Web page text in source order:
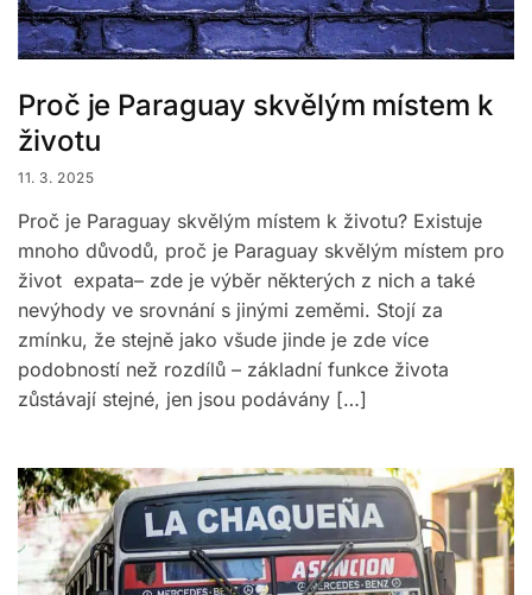
Proč je Paraguay skvělým místem k
životu
11. 3. 2025
Proč je Paraguay skvělým místem k životu? Existuje
mnoho důvodů, proč je Paraguay skvělým místem pro
život expata– zde je výběr některých z nich a také
nevýhody ve srovnání s jinými zeměmi. Stojí za
zmínku, že stejně jako všude jinde je zde více
podobností než rozdílů – základní funkce života
zůstávají stejné, jen jsou podávány […]